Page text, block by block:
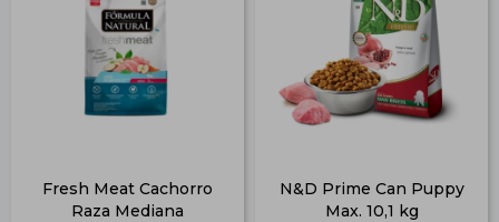
Fresh Meat Cachorro
Raza Mediana
N&D Prime Can Puppy
Max. 10,1 kg